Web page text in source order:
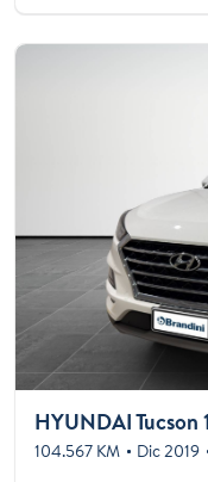
104.567 KM Dic 2019